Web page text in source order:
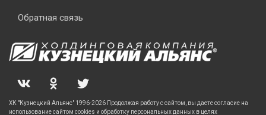
Обратная связь
ХК "Кузнецкий Альянс" 1996-2026 Продолжая работу с сайтом, вы даете согласие на
использование сайтом cookies и обработку персональных данных в целях